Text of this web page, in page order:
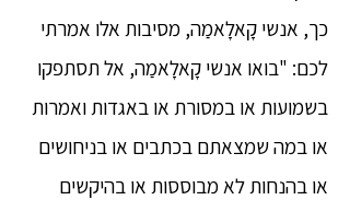
כך, אנשי קָאלָאמַה, מסיבות אלו אמרתי
לכם: "בואו אנשי קָאלָאמַה, אל תסתפקו
בשמועות או במסורת או באגדות ואמרות
או במה שמצאתם בכתבים או בניחושים
או בהנחות לא מבוססות או בהיקשים